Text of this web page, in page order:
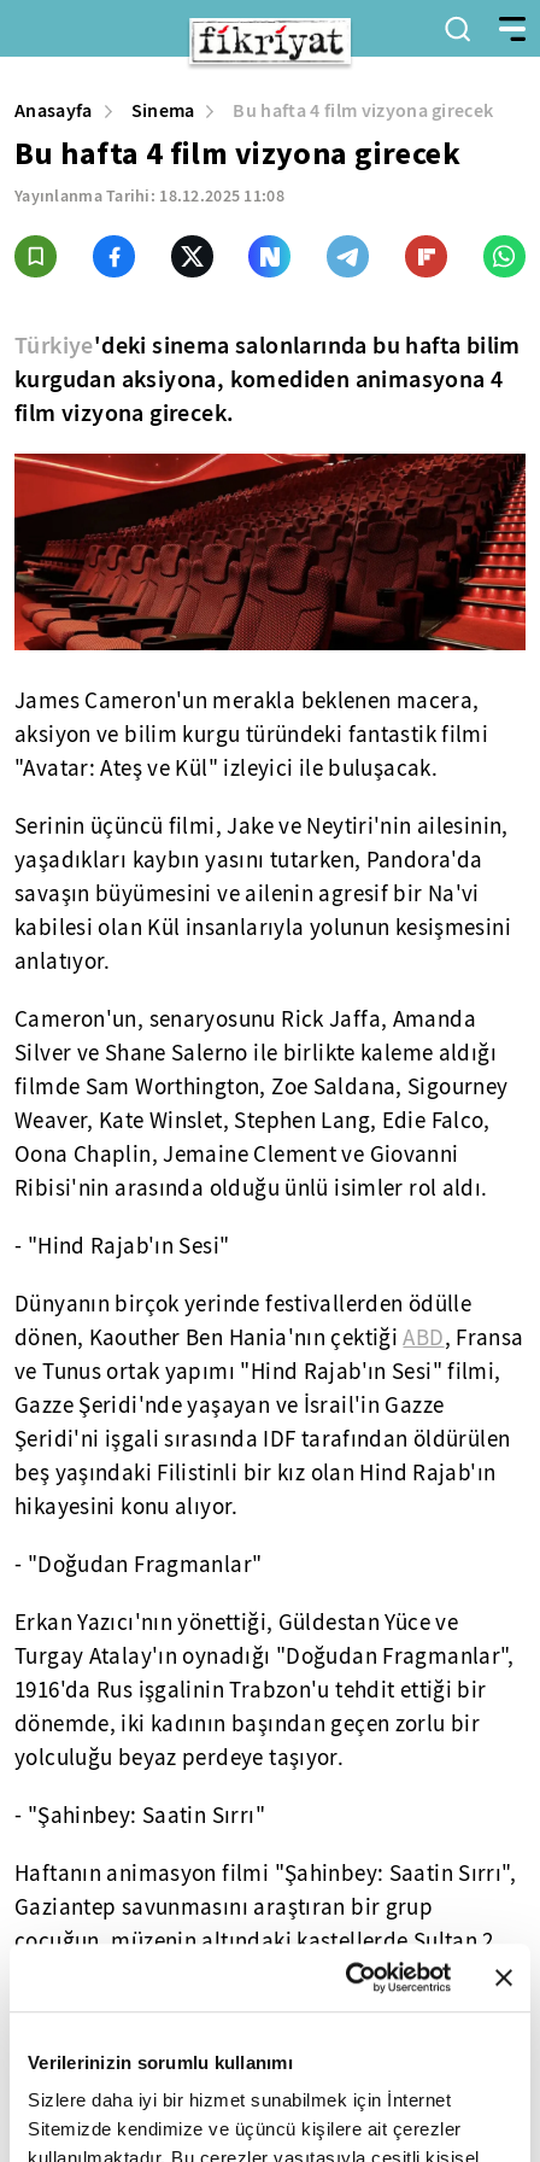
Verilerinizin sorumlu kullanımı
Sizlere daha iyi bir hizmet sunabilmek için İnternet
Sitemizde kendimize ve üçüncü kişilere ait çerezler
Anasayfa Sinema Bu hafta 4 film vizyona girecek
Bu hafta 4 film vizyona girecek
Yayınlanma Tarihi: 18.12.2025 11:08
Türkiye'deki sinema salonlarında bu hafta bilim
kurgudan aksiyona, komediden animasyona 4
film vizyona girecek.
James Cameron'un merakla beklenen macera,
aksiyon ve bilim kurgu türündeki fantastik filmi
"Avatar: Ateş ve Kül" izleyici ile buluşacak.
Serinin üçüncü filmi, Jake ve Neytiri'nin ailesinin,
yaşadıkları kaybın yasını tutarken, Pandora'da
savaşın büyümesini ve ailenin agresif bir Na'vi
kabilesi olan Kül insanlarıyla yolunun kesişmesini
anlatıyor.
Cameron'un, senaryosunu Rick Jaffa, Amanda
Silver ve Shane Salerno ile birlikte kaleme aldığı
filmde Sam Worthington, Zoe Saldana, Sigourney
Weaver, Kate Winslet, Stephen Lang, Edie Falco,
Oona Chaplin, Jemaine Clement ve Giovanni
Ribisi'nin arasında olduğu ünlü isimler rol aldı.
- "Hind Rajab'ın Sesi"
Dünyanın birçok yerinde festivallerden ödülle
dönen, Kaouther Ben Hania'nın çektiğiABD, Fransa
ve Tunus ortak yapımı "Hind Rajab'ın Sesi" filmi,
Gazze Şeridi'nde yaşayan ve İsrail'in Gazze
Şeridi'ni işgali sırasında IDF tarafından öldürülen
beş yaşındaki Filistinli bir kız olan Hind Rajab'ın
hikayesini konu alıyor.
- "Doğudan Fragmanlar"
Erkan Yazıcı'nın yönettiği, Güldestan Yüce ve
Turgay Atalay'ın oynadığı "Doğudan Fragmanlar",
1916'da Rus işgalinin Trabzon'u tehdit ettiği bir
dönemde, iki kadının başından geçen zorlu bir
yolculuğu beyaz perdeye taşıyor.
- "Şahinbey: Saatin Sırrı"
Haftanın animasyon filmi "Şahinbey: Saatin Sırrı",
Gaziantep savunmasını araştıran bir grup
çocuğun, müzenin altındaki kastellerde Sultan 2.
Abdülhamit tarafından Şahinbey'e hediye edilmiş
bir saat bulmalarını ve saati bulunduğu yerden
yabancılar olduğunu fark etmelerini konu ediniyor.
Yönetmenliğini Bilal Arıoğlu'nun yaptığı filmin